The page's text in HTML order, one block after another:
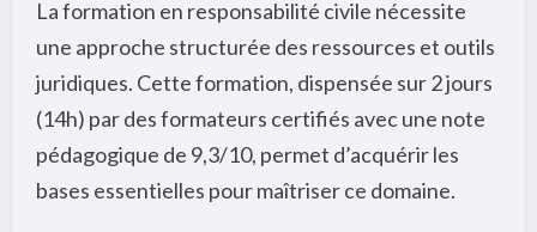
La formation en responsabilité civile nécessite
une approche structurée des ressources et outils
juridiques. Cette formation, dispensée sur 2 jours
(14h) par des formateurs certifiés avec une note
pédagogique de 9,3/10, permet d’acquérir les
bases essentielles pour maîtriser ce domaine.